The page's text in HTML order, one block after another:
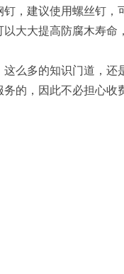
，建议使用螺丝钉，
大大提高防腐木寿命
么多的知识门道，还
的，因此不必担心收